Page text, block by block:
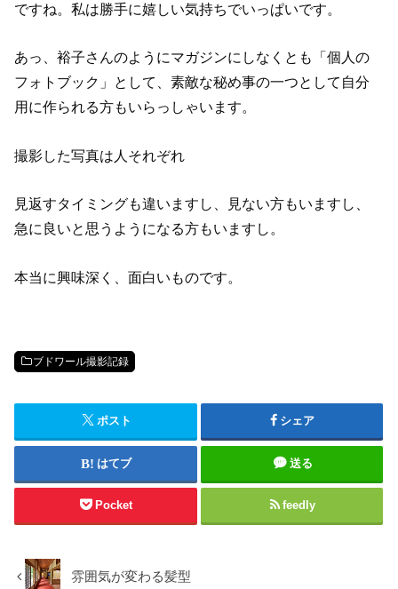
ですね。私は勝手に嬉しい気持ちでいっぱいです。
あっ、裕子さんのようにマガジンにしなくとも「個人の
フォトブック」として、素敵な秘め事の一つとして自分
用に作られる方もいらっしゃいます。
撮影した写真は人それぞれ
見返すタイミングも違いますし、見ない方もいますし、
急に良いと思うようになる方もいますし。
本当に興味深く、面白いものです。
ブドワール撮影記録
ポスト シェア
はてブ 送る
Pocket feedly
雰囲気が変わる髪型